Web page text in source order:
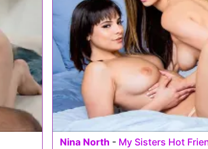
Nina North - My Sisters Hot